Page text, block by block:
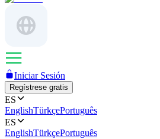
Iniciar Sesión
Regístrese gratis
ES
EnglishTürkçePortuguês
ES
EnglishTürkçePortuguês